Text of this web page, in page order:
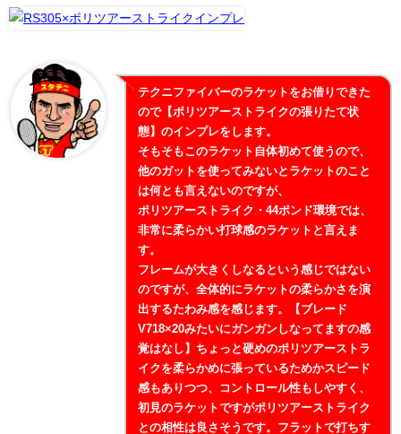
テクニファイバーのラケットをお借りできた
ので【ポリツアーストライクの張りたて状
態】のインプレをします。
そもそもこのラケット自体初めて使うので、
他のガットを使ってみないとラケットのこと
は何とも言えないのですが、
ポリツアーストライク・44ポンド環境では、
非常に柔らかい打球感のラケットと言えま
す。
フレームが大きくしなるという感じではない
のですが、全体的にラケットの柔らかさを演
出するたわみ感を感じます。【ブレード
V718×20みたいにガンガンしなってますの感
覚はなし】ちょっと硬めのポリツアーストラ
イクを柔らかめに張っているためかスピード
感もありつつ、コントロール性もしやすく、
初見のラケットですがポリツアーストライク
との相性は良さそうです。フラットで打ちす